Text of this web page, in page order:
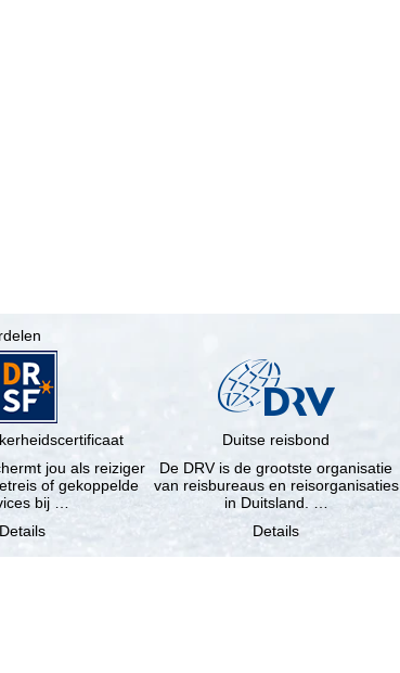
jou als reiziger
bij …
Details
Duitse reisbond
De DRV is de grootste organisatie
van reisbureaus en reisorganisaties
in Duitsland. …
Details